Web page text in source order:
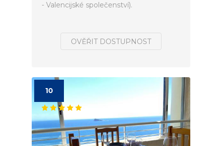
- Valencijské společenství).
OVĚŘIT DOSTUPNOST
10